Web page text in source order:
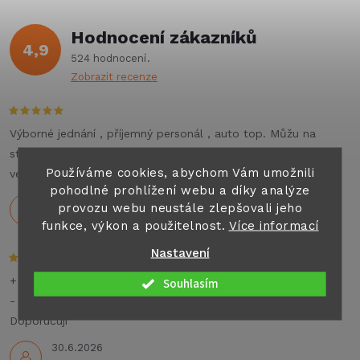
Používáme cookies, abychom Vám umožnili
pohodlné prohlížení webu a díky analýze
provozu webu neustále zlepšovali jeho
funkce, výkon a použitelnost. Více informací
Nastavení
Souhlasím
ů
d
a
c
í
p
r
k
y
v
4,9
Hodnocení zákazníků
524 hodnocení
Zobrazit recenze
Holeček
29.7.2026
Výborné jednání , příjemný personál , auto top. Můžu na
stoprocent doporučit všem co hledají jakýkoliv pronájem
velkých aut nebo karavanu na dovolenou .
30.6.2026
+ Rychlé dodání,dobré ceny
- Nezném
Doporučuji